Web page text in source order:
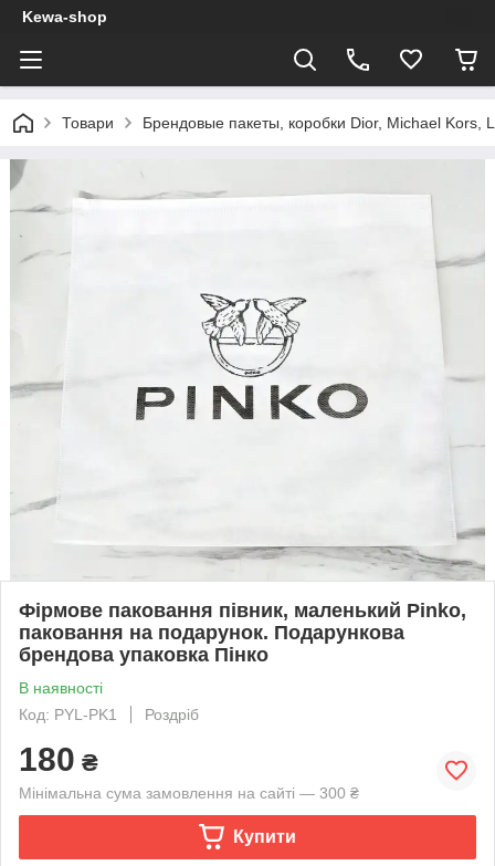
Kewa-shop
Товари Брендовые пакеты, коробки Dior, Michael Kors,
Фірмове паковання півник, маленький Pinko,
паковання на подарунок. Подарункова
брендова упаковка Пінко
В наявності
Код: PYL-PK1
Роздріб
180 ₴
Мінімальна сума замовлення на сайті — 300 ₴
Купити